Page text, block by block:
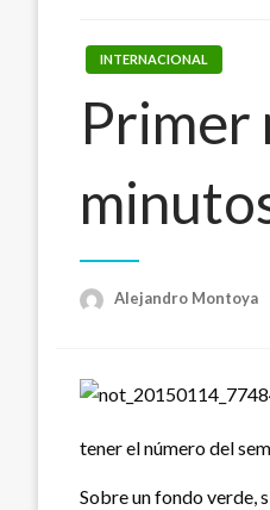
INTERNACIONAL
Primer
Alejandro Montoya
tener el número del
Sobre un fondo verde,